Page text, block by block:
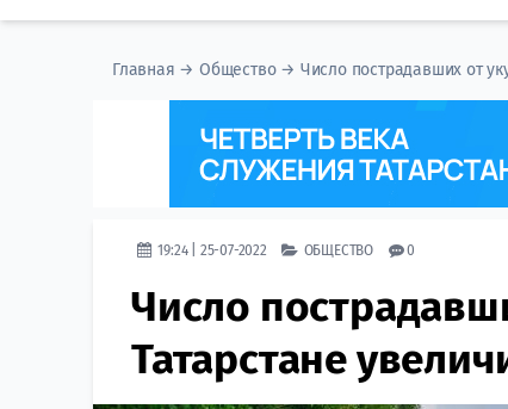
Главная →Общество→ Число пострадавших от
19:24 | 25-07-2022 ОБЩЕСТВО 0
Число
Татарстане